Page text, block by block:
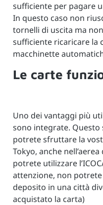
sufficiente per pagare
In questo caso non
tornelli di uscita ma
sufficiente ricaricare la
macchinette
Le carte
Uno dei vantaggi più
sono integrate. Questo
potrete sfruttare la
Tokyo, anche
potrete utilizzare
attenzione, non
deposito in una città
acquistato la carta)